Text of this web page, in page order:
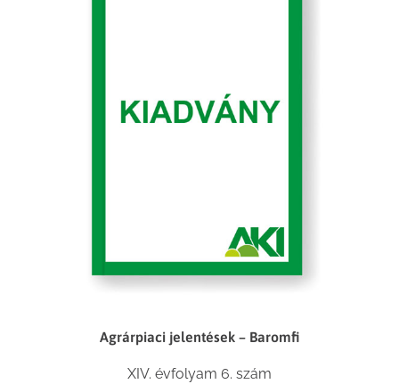
Agrárpiaci jelentések – Baromfi
XIV. évfolyam 6. szám